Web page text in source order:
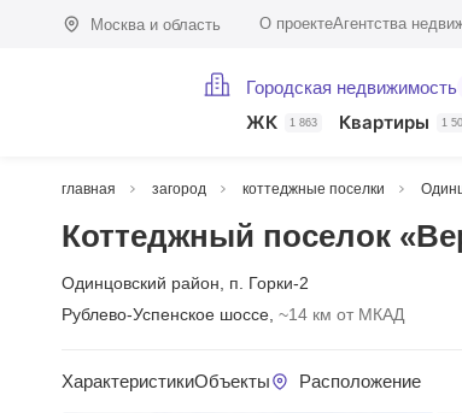
Москва и область О проектеАгентства
Городская недвижимость
ЖК 1 863 Квартиры 1
главная загород коттеджные поселки
Коттеджный поселок
Одинцовский район
п. Горки-2
Рублево-Успенское шоссе, ~14 км от МКАД
ХарактеристикиОбъекты Расположение